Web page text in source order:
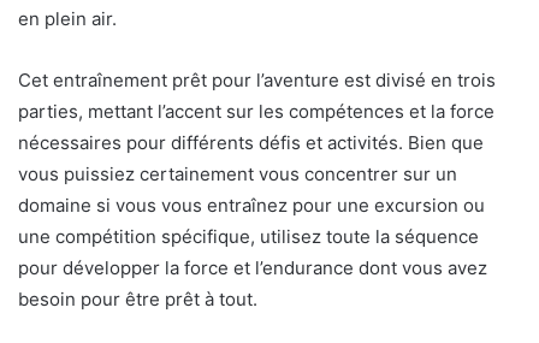
en plein air.
Cet entraînement prêt pour l’aventure est divisé en trois
parties, mettant l’accent sur les compétences et la force
nécessaires pour différents défis et activités. Bien que
vous puissiez certainement vous concentrer sur un
domaine si vous vous entraînez pour une excursion ou
une compétition spécifique, utilisez toute la séquence
pour développer la force et l’endurance dont vous avez
besoin pour être prêt à tout.